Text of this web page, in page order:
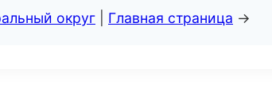
округ Главная страница →